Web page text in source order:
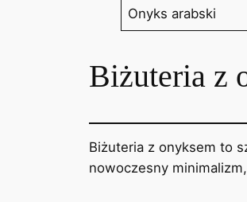
Onyks arabski
Biżuteria z
Biżuteria z onyksem to
nowoczesny